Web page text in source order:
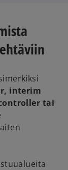
interim
tai